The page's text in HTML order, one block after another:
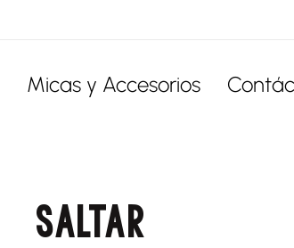
Micas y Accesorios
SALTAR